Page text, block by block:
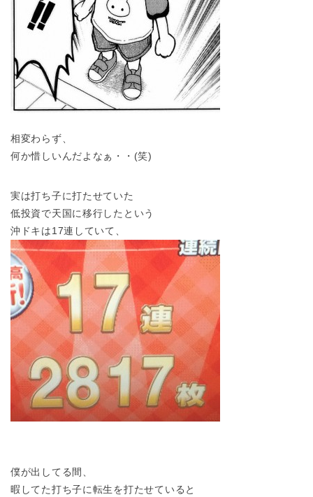
相変わらず、
何か惜しいんだよなぁ・・(笑)
実は打ち子に打たせていた
低投資で天国に移行したという
沖ドキは17連していて、
僕が出してる間、
暇してた打ち子に転生を打たせていると